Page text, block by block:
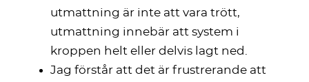
utmattning är inte att vara trött,
utmattning innebär att system i
kroppen helt eller delvis lagt ned.
Jag förstår att det är frustrerande att